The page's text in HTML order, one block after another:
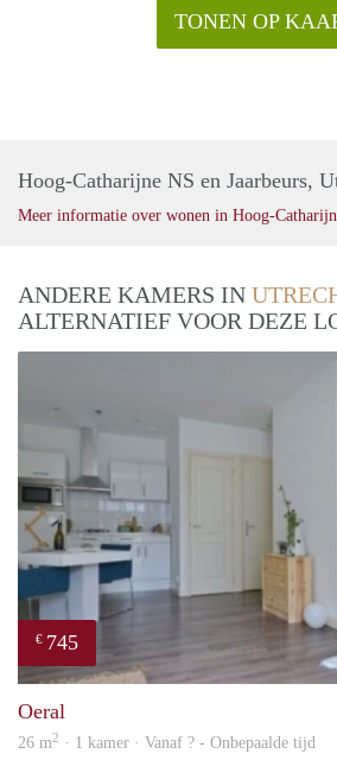
TONEN OP
Hoog-Catharijne NS en Jaarbeurs,
Meer informatie over wonen in Hoog-
ANDERE KAMERS IN
ALTERNATIEF VOOR DEZE
€ 745
Oeral
26 m2 · 1 kamer · Vanaf ? - Onbepaalde tijd